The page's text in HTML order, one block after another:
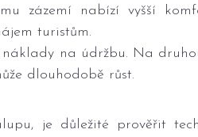
zázemí nabízí vyšší
turistům.
náklady na údržbu. Na
dlouhodobě růst.
je důležité prověřit